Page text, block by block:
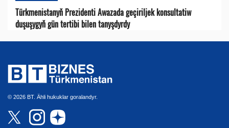
Türkmenistanyň Prezidenti Awazada geçiriljek konsultatiw
duşuşygyň gün tertibi bilen tanyşdyrdy
© 2026 BT. Ähli hukuklar goralandyr.